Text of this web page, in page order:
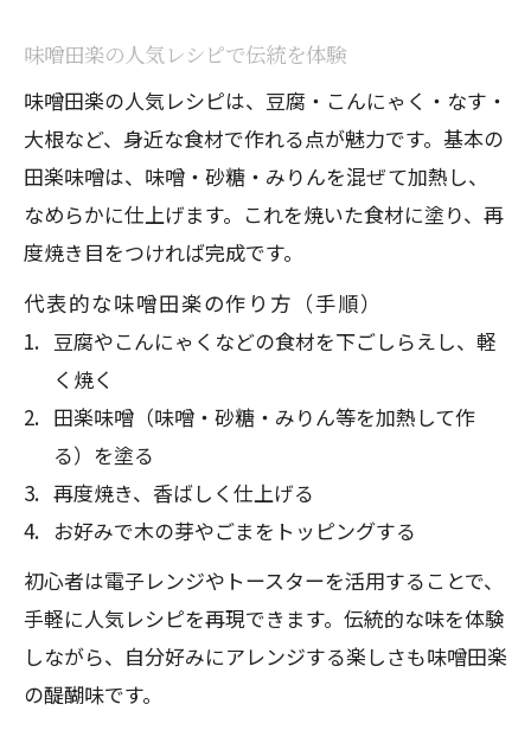
味噌田楽の人気レシピで伝統を体験
味噌田楽の人気レシピは、豆腐・こんにゃく・なす・
大根など、身近な食材で作れる点が魅力です。基本の
田楽味噌は、味噌・砂糖・みりんを混ぜて加熱し、
なめらかに仕上げます。これを焼いた食材に塗り、再
度焼き目をつければ完成です。
代表的な味噌田楽の作り方（手順）
豆腐やこんにゃくなどの食材を下ごしらえし、軽
く焼く
田楽味噌（味噌・砂糖・みりん等を加熱して作
る）を塗る
再度焼き、香ばしく仕上げる
お好みで木の芽やごまをトッピングする
初心者は電子レンジやトースターを活用することで、
手軽に人気レシピを再現できます。伝統的な味を体験
しながら、自分好みにアレンジする楽しさも味噌田楽
の醍醐味です。